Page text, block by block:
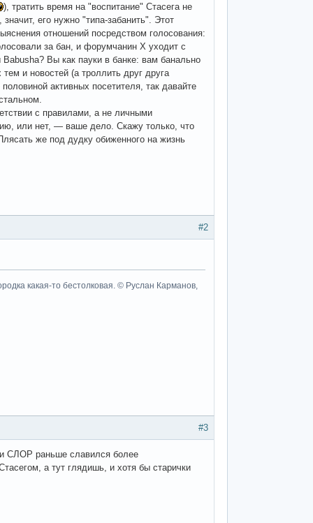
), тратить время на "воспитание" Стасега не
его нужно "типа-забанить". Этот
отношений посредством голосования:
за бан, и форумчанин Х уходит с
Вы как пауки в банке: вам банально
и новостей (а троллить друг друга
активных посетителя, так давайте
с правилами, а не личными
или нет, — ваше дело. Скажу только, что
же под дудку обиженного на жизнь
#2
какая-то бестолковая. © Руслан Карманов,
#3
и СЛОР раньше славился более
а тут глядишь, и хотя бы старички